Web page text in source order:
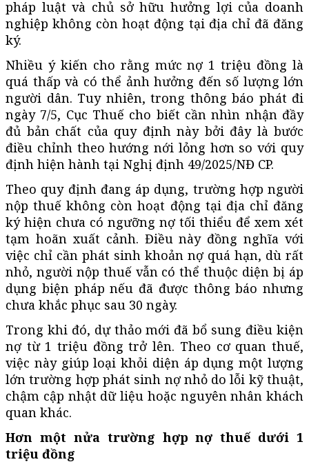
pháp luật và chủ sở hữu hưởng lợi của doanh
nghiệp không còn hoạt động tại địa chỉ đã đăng
ký.
Nhiều ý kiến cho rằng mức nợ 1 triệu đồng là
quá thấp và có thể ảnh hưởng đến số lượng lớn
người dân. Tuy nhiên, trong thông báo phát đi
ngày 7/5, Cục Thuế cho biết cần nhìn nhận đầy
đủ bản chất của quy định này bởi đây là bước
điều chỉnh theo hướng nới lỏng hơn so với quy
định hiện hành tại Nghị định 49/2025/NĐ CP.
Theo quy định đang áp dụng, trường hợp người
nộp thuế không còn hoạt động tại địa chỉ đăng
ký hiện chưa có ngưỡng nợ tối thiểu để xem xét
tạm hoãn xuất cảnh. Điều này đồng nghĩa với
việc chỉ cần phát sinh khoản nợ quá hạn, dù rất
nhỏ, người nộp thuế vẫn có thể thuộc diện bị áp
dụng biện pháp nếu đã được thông báo nhưng
chưa khắc phục sau 30 ngày.
Trong khi đó, dự thảo mới đã bổ sung điều kiện
nợ từ 1 triệu đồng trở lên. Theo cơ quan thuế,
việc này giúp loại khỏi diện áp dụng một lượng
lớn trường hợp phát sinh nợ nhỏ do lỗi kỹ thuật,
chậm cập nhật dữ liệu hoặc nguyên nhân khách
quan khác.
Hơn một nửa trường hợp nợ thuế dưới 1
triệu đồng